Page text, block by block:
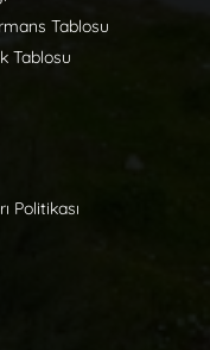
Tablosu
Tablosu
Politikası